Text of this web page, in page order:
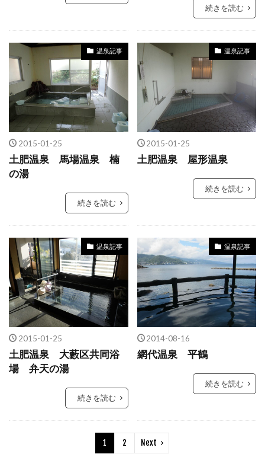
続きを読む
温泉記事
2015-01-25
土肥温泉 馬場温泉 楠
の湯
続きを読む
温泉記事
2015-01-25
土肥温泉 屋形温泉
続きを読む
温泉記事
2015-01-25
土肥温泉 大藪区共同浴
場 弁天の湯
続きを読む
温泉記事
2014-08-16
網代温泉 平鶴
続きを読む
1 2 Next